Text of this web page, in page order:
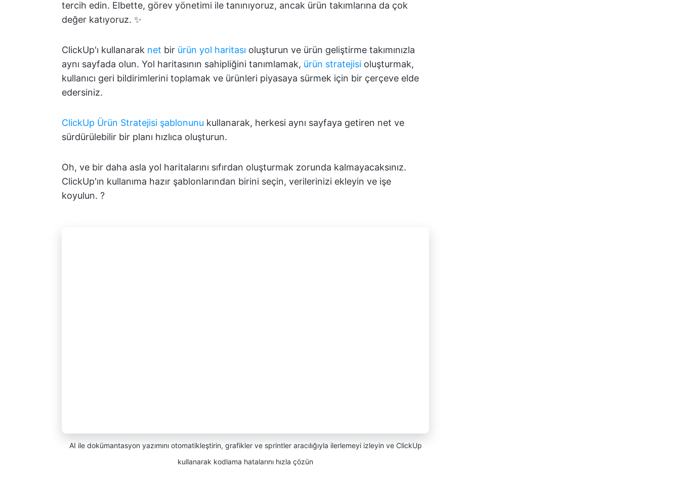
tercih edin. Elbette, görev yönetimi ile tanınıyoruz, ancak ürün takımlarına da çok
değer katıyoruz. ✨
ClickUp'ı kullanarak net bir ürün yol haritası oluşturun ve ürün geliştirme takımınızla
aynı sayfada olun. Yol haritasının sahipliğini tanımlamak, ürün stratejisi oluşturmak,
kullanıcı geri bildirimlerini toplamak ve ürünleri piyasaya sürmek için bir çerçeve elde
edersiniz.
ClickUp Ürün Stratejisi şablonunu kullanarak, herkesi aynı sayfaya getiren net ve
sürdürülebilir bir planı hızlıca oluşturun.
Oh, ve bir daha asla yol haritalarını sıfırdan oluşturmak zorunda kalmayacaksınız.
ClickUp'ın kullanıma hazır şablonlarından birini seçin, verilerinizi ekleyin ve işe
koyulun. ?
AI ile dokümantasyon yazımını otomatikleştirin, grafikler ve sprintler aracılığıyla ilerlemeyi izleyin ve ClickUp
kullanarak kodlama hatalarını hızla çözün